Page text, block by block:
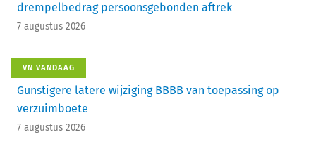
drempelbedrag persoonsgebonden aftrek
7 augustus 2026
VN VANDAAG
Gunstigere latere wijziging BBBB van toepassing op
verzuimboete
7 augustus 2026